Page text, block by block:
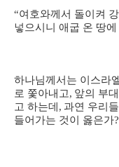
“여호와께서 돌이켜
넣으시니 애굽 온 땅
하나님께서는 이스라
로 쫓아내고, 앞의 부
고 하는데 , 과연 우리
들어가는 것이 옳은가?